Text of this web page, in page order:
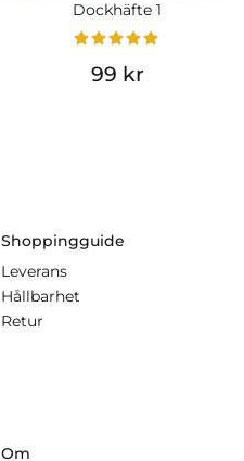
Dockhäfte 1
99 kr
Shoppingguide
Leverans
Hållbarhet
Retur
Om